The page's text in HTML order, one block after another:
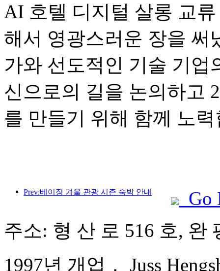
AI 호텔 디지털 살롱 교
해서 영광스러운 장을 써
가와 선도적인 기술 기업
신으로의 길을 논의하고
를 만들기 위해 함께 노
Prev:베이징 겨울 관광 시즌 숙박 안내
Go
주소: 형 산 로 516 호, 완
1997년 개업， Juss